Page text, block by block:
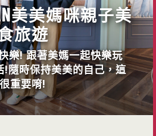
美美媽咪親子美
旅遊
樂! 跟著美媽一起快樂玩
!隨時保持美美的自己，這
很重要唷!